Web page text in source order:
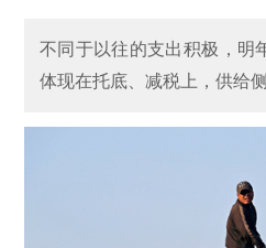
不同于以往的支出积极，明
体现在托底、减税上，供给